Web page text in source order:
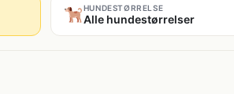
HUNDESTØRRELSE
Alle hundestørrelser